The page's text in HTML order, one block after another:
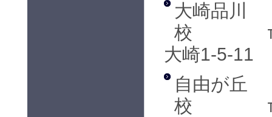
大崎品川
校
大崎1-5-11
自由が丘
校